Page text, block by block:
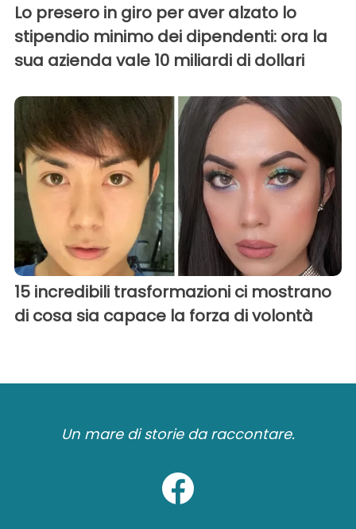
Lo presero in giro per aver alzato lo
stipendio minimo dei dipendenti: ora la
sua azienda vale 10 miliardi di dollari
15 incredibili trasformazioni ci mostrano
di cosa sia capace la forza di volontà
Un mare di storie da raccontare.